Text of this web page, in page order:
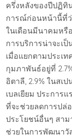
ครึ่งหลังของปีปฏิทิ
การณ์ก่อนหน้านี้ที่ว่
ในเดือนมีนาคมหรื
การบริการน่าจะเ
เมื่อแยกตามประเท
กุมภาพันธ์อยู่ที่
อิตาลี, 2.9% ในสเ
เบลเยียม ประการ
ที่จะช่วยลดการปล่
ประโยชน์อื่นๆ สา
ช่วยในการพัฒนาวั